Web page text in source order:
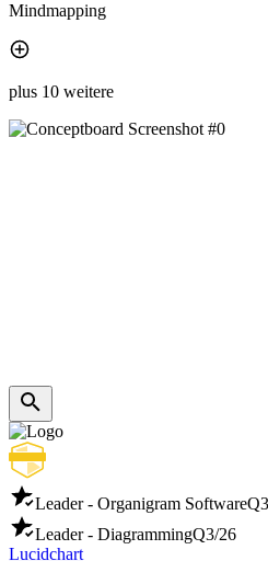
Mindmapping
plus 10 weitere
Leader - Organigram Software
Leader - DiagrammingQ3/26
Lucidchart